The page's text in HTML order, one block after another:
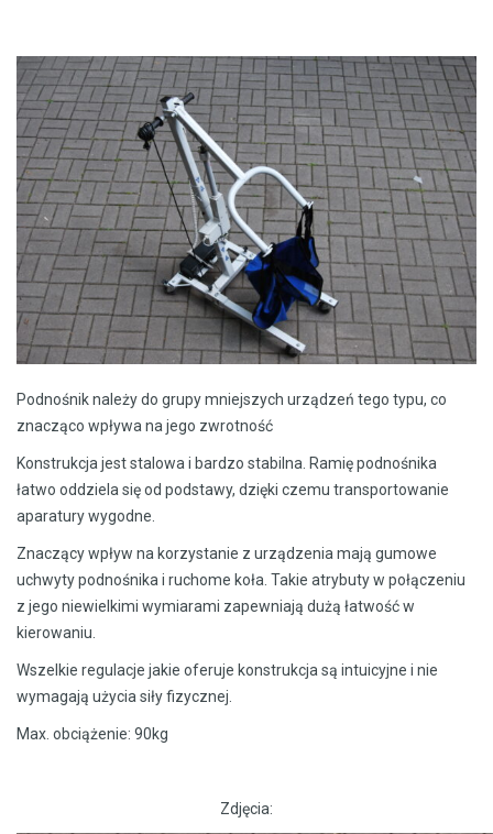
Podnośnik należy do grupy mniejszych urządzeń tego typu, co
znacząco wpływa na jego zwrotność
Konstrukcja jest stalowa i bardzo stabilna. Ramię podnośnika
łatwo oddziela się od podstawy, dzięki czemu transportowanie
aparatury wygodne.
Znaczący wpływ na korzystanie z urządzenia mają gumowe
uchwyty podnośnika i ruchome koła. Takie atrybuty w połączeniu
z jego niewielkimi wymiarami zapewniają dużą łatwość w
kierowaniu.
Wszelkie regulacje jakie oferuje konstrukcja są intuicyjne i nie
wymagają użycia siły fizycznej.
Max. obciążenie: 90kg
Zdjęcia: